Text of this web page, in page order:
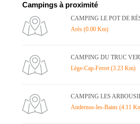
Campings à proximité
CAMPING LE POT DE
Arès (0.00 Km)
CAMPING DU TRUC
Lège-Cap-Ferret (3.23 Km)
CAMPING LES
Andernos-les-Bains (4.11